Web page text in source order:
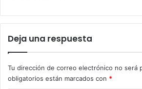
Deja una respuesta
Tu dirección de correo electrónico no será
obligatorios están marcados con *